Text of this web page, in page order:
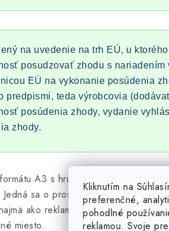
Kliknutím na
preferenčné,
pohodlné
reklamou. Svoje
na uvedenie na trh EÚ, u
posudzovať zhodu s nariadením
EÚ na vykonanie posúdenia
predpismi, teda výrobcovia
posúdenia zhody, vydanie
zhody.
A3 s hrúbkou 0,5 mm v biele
sa o prostý, avšak mimoriadny
ako reklamný nosič, jednoduchá
miesto.